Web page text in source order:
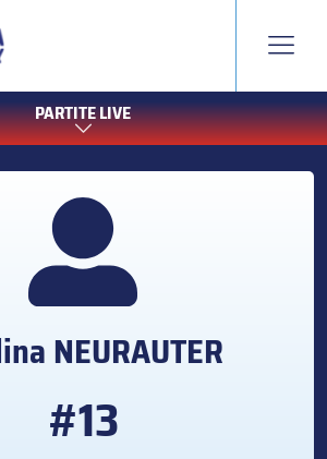
PARTITE LIVE
NEURAUTER
#13